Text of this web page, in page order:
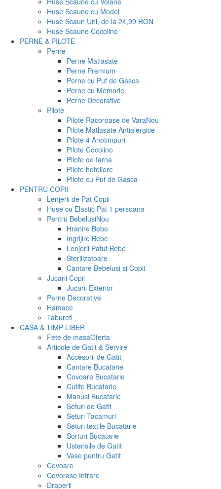
Huse Scaune cu Model
Huse Scaun Uni, de la 24,99 RON
Huse Scaune Cocolino
PERNE & PILOTE
Perne
Perne Matlasate
Perne Premium
Perne cu Puf de Gasca
Perne cu Memorie
Perne Decorative
Pilote
Pilote Racoroase de VaraNou
Pilote Matlasate Antialergice
Pilote 4 Anotimpuri
Pilote Cocolino
Pilote de Iarna
Pilote hoteliere
Pilote cu Puf de Gasca
PENTRU COPII
Lenjerii de Pat Copii
Huse cu Elastic Pat 1 persoana
Pentru BebelusiNou
Hranire Bebe
Ingrijire Bebe
Lenjerii Patut Bebe
Sterilizatoare
Cantare Bebelusi si Copii
Jucarii Copii
Jucarii Exterior
Perne Decorative
Hamace
Tabureti
CASA & TIMP LIBER
Fete de masaOferta
Articole de Gatit & Servire
Accesorii de Gatit
Cantare Bucatarie
Covoare Bucatarie
Cutite Bucatarie
Manusi Bucatarie
Seturi de Gatit
Seturi Tacamuri
Seturi textile Bucatarie
Sorturi Bucatarie
Ustensile de Gatit
Vase pentru Gatit
Covoare
Covorase Intrare
Draperii